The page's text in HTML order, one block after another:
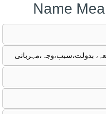
Name
بدولت،سبب،وجہ،مہربانی